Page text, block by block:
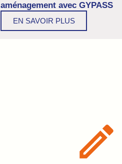
aménagement avec GYPASS
EN SAVOIR PLUS